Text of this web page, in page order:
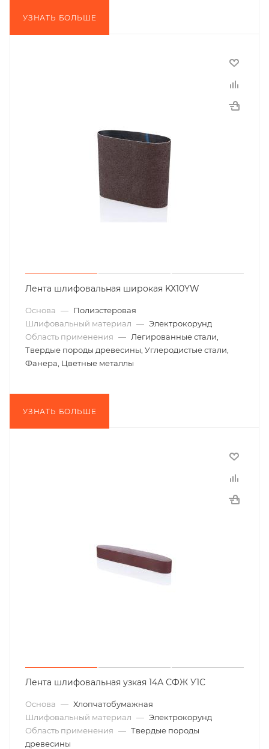
УЗНАТЬ БОЛЬШЕ
Лента шлифовальная широкая KX10YW
Основа — Полиэстеровая
Шлифовальный материал — Электрокорунд
Область применения — Легированные стали,
Твердые породы древесины, Углеродистые стали,
Фанера, Цветные металлы
УЗНАТЬ БОЛЬШЕ
Лента шлифовальная узкая 14А СФЖ У1С
Основа — Хлопчатобумажная
Шлифовальный материал — Электрокорунд
Область применения — Твердые породы
древесины